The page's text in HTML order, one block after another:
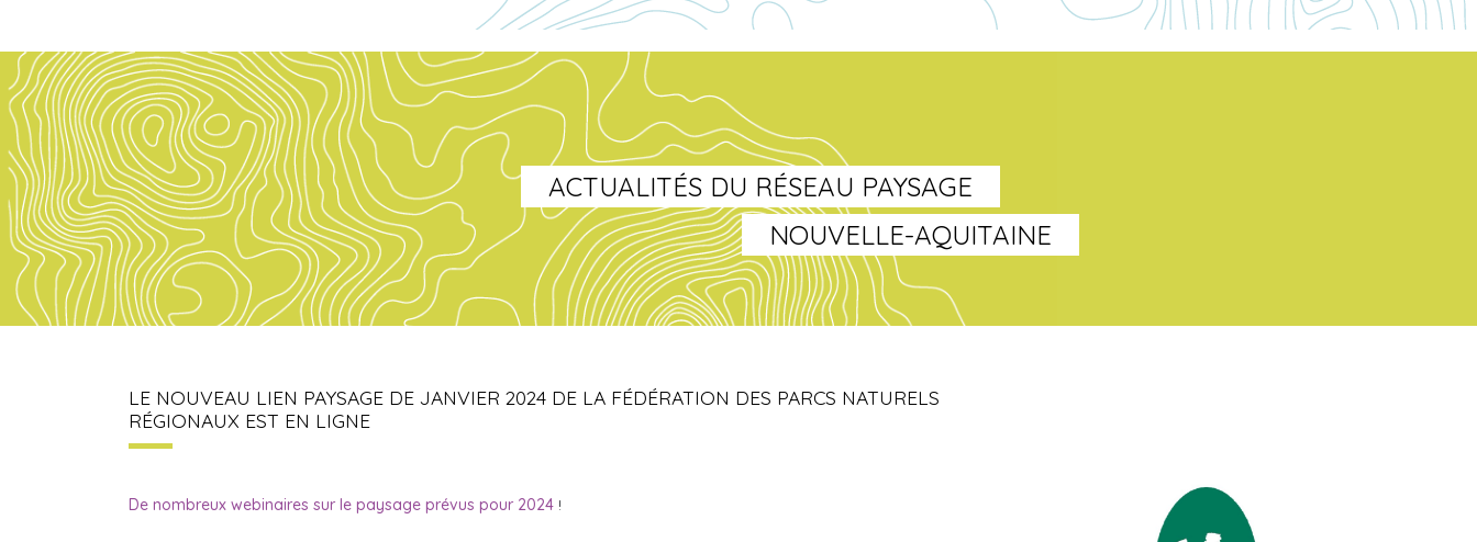
ACTUALITÉS DU RÉSEAU PAYSAGE
NOUVELLE-AQUITAINE
LE NOUVEAU LIEN PAYSAGE DE JANVIER 2024 DE LA FÉDÉRATION DES PARCS NATURELS
RÉGIONAUX EST EN LIGNE
De nombreux webinaires sur le paysage prévus pour 2024 !